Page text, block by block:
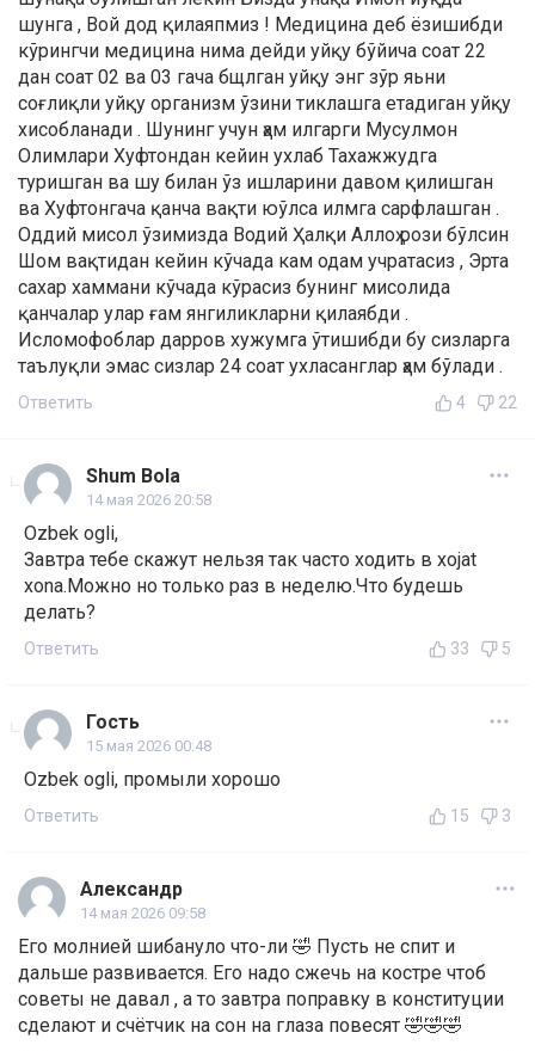
шунга , Вой дод қилаяпмиз ! Медицина деб ёзишибди
кўрингчи медицина нима дейди уйқу бўйича соат 22
дан соат 02 ва 03 гача бщлган уйқу энг зўр яьни
соғлиқли уйқу организм ўзини тиклашга етадиган уйқу
хисобланади . Шунинг учун ҳам илгарги Мусулмон
Олимлари Хуфтондан кейин ухлаб Тахажжудга
туришган ва шу билан ўз ишларини давом қилишган
ва Хуфтонгача қанча вақти юўлса илмга сарфлашган .
Оддий мисол ўзимизда Водий Ҳалқи Аллоҳ рози бўлсин
Шом вақтидан кейин кўчада кам одам учратасиз , Эрта
сахар хаммани кўчада кўрасиз бунинг мисолида
қанчалар улар ғам янгиликларни қилаябди .
Исломофоблар дарров хужумга ўтишибди бу сизларга
таълуқли эмас сизлар 24 соат ухласанглар ҳам бўлади .
Ответить 4 22
Shum Bola
14 мая 2026 20:58
Ozbek ogli,
Завтра тебе скажут нельзя так часто ходить в xojat
xona.Можно но только раз в неделю.Что будешь
делать?
Ответить 33 5
Гость
15 мая 2026 00:48
Ozbek ogli, промыли хорошо
Ответить 15 3
Александр
14 мая 2026 09:58
Его молнией шибануло что-ли 🤣 Пусть не спит и
дальше развивается. Его надо сжечь на костре чтоб
советы не давал , а то завтра поправку в конституции
сделают и счётчик на сон на глаза повесят 🤣🤣🤣